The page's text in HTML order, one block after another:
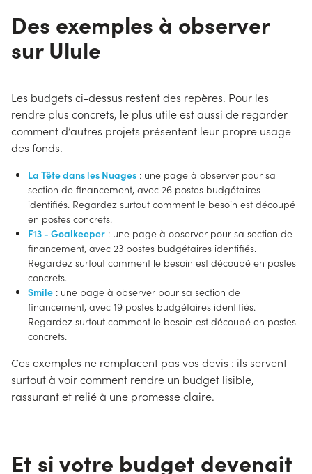
Des exemples à observer
sur Ulule
Les budgets ci-dessus restent des repères. Pour les
rendre plus concrets, le plus utile est aussi de regarder
comment d’autres projets présentent leur propre usage
des fonds.
La Tête dans les Nuages : une page à observer pour sa
section de financement, avec 26 postes budgétaires
identifiés. Regardez surtout comment le besoin est découpé
en postes concrets.
F13 - Goalkeeper : une page à observer pour sa section de
financement, avec 23 postes budgétaires identifiés.
Regardez surtout comment le besoin est découpé en postes
concrets.
Smile : une page à observer pour sa section de
financement, avec 19 postes budgétaires identifiés.
Regardez surtout comment le besoin est découpé en postes
concrets.
Ces exemples ne remplacent pas vos devis : ils servent
surtout à voir comment rendre un budget lisible,
rassurant et relié à une promesse claire.
Et si votre budget devenait